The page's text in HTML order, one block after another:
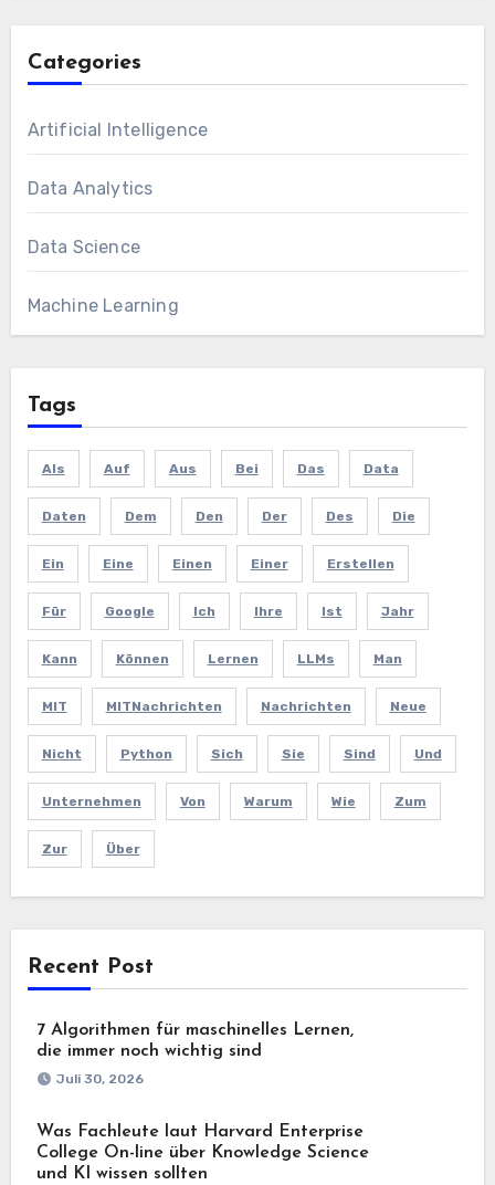
Categories
Artificial Intelligence
Data Analytics
Data Science
Machine Learning
Tags
Als Auf Aus Bei Das Data
Daten Dem Den Der Des Die
Ein Eine Einen Einer Erstellen
Für Google Ich Ihre Ist Jahr
Kann Können Lernen LLMs Man
MIT MITNachrichten Nachrichten Neue
Nicht Python Sich Sie Sind Und
Unternehmen Von Warum Wie Zum
Zur Über
Recent Post
7 Algorithmen für maschinelles Lernen,
die immer noch wichtig sind
Juli 30, 2026
Was Fachleute laut Harvard Enterprise
College On-line über Knowledge Science
und KI wissen sollten